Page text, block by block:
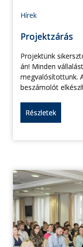
Hírek
Projektzárás
Projektünk
án! Minden
megvalósítottunk.
beszámolót
Részletek